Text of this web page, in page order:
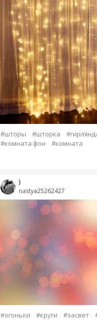
#шторы #шторка
#комната фон
#комната
nastya25262427
)
#огоньки #круги #засвет